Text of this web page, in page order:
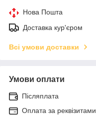
Нова Пошта
Доставка кур'єром
Всі умови доставки
Умови оплати
Післяплата
Оплата за реквізитами